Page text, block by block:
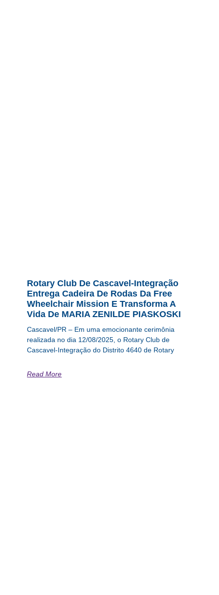
Rotary Club De Cascavel-Integração
Entrega Cadeira De Rodas Da Free
Wheelchair Mission E Transforma A
Vida De MARIA ZENILDE PIASKOSKI
Cascavel/PR – Em uma emocionante cerimônia
realizada no dia 12/08/2025, o Rotary Club de
Cascavel-Integração do Distrito 4640 de Rotary
Read More